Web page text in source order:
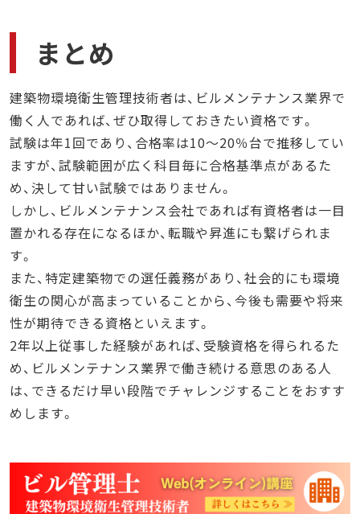
まとめ
建築物環境衛生管理技術者は、ビルメンテナンス業界で
働く人であれば、ぜひ取得しておきたい資格です。
試験は年1回であり、合格率は10～20％台で推移してい
ますが、試験範囲が広く科目毎に合格基準点があるた
め、決して甘い試験ではありません。
しかし、ビルメンテナンス会社であれば有資格者は一目
置かれる存在になるほか、転職や昇進にも繋げられま
す。
また、特定建築物での選任義務があり、社会的にも環境
衛生の関心が高まっていることから、今後も需要や将来
性が期待できる資格といえます。
2年以上従事した経験があれば、受験資格を得られるた
め、ビルメンテナンス業界で働き続ける意思のある人
は、できるだけ早い段階でチャレンジすることをおすす
めします。